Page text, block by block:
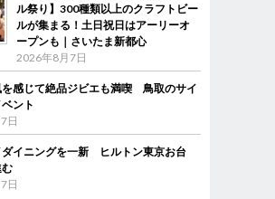
ル祭り】300種類以上のクラフトビー
ルが集まる！土日祝日はアーリーオ
ープンも｜さいたま新都心
2026年8月7日
を感じて絶品ジビエも満喫 鳥取のサイ
ント
日
ダイニングを一新 ヒルトン東京お台
日